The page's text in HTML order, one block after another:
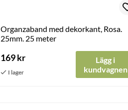
Organzaband med dekorkant, Rosa.
25mm. 25 meter
169 kr
Lägg i
kundvagnen